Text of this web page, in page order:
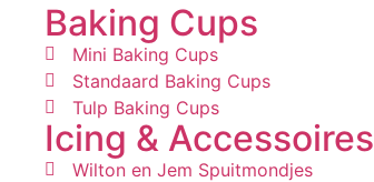
Baking Cups
Mini Baking Cups
Standaard Baking Cups
Tulp Baking Cups
Icing & Accessoires
Wilton en Jem Spuitmondjes